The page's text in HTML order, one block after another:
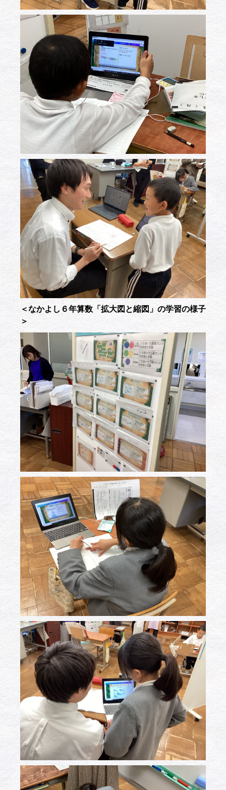
＜なかよし６年算数「拡大図と縮図」の学習の様子
＞